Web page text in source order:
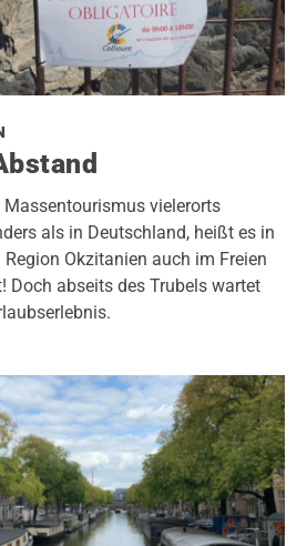
vielerorts
als in Deutschland, heißt es in
Okzitanien auch im Freien
Doch abseits des Trubels wartet